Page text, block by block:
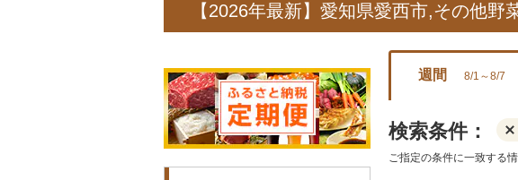
【2026年最新】愛知県愛西市,その他野
週間 8/1～8/7
検索条件：
ご指定の条件に一致する